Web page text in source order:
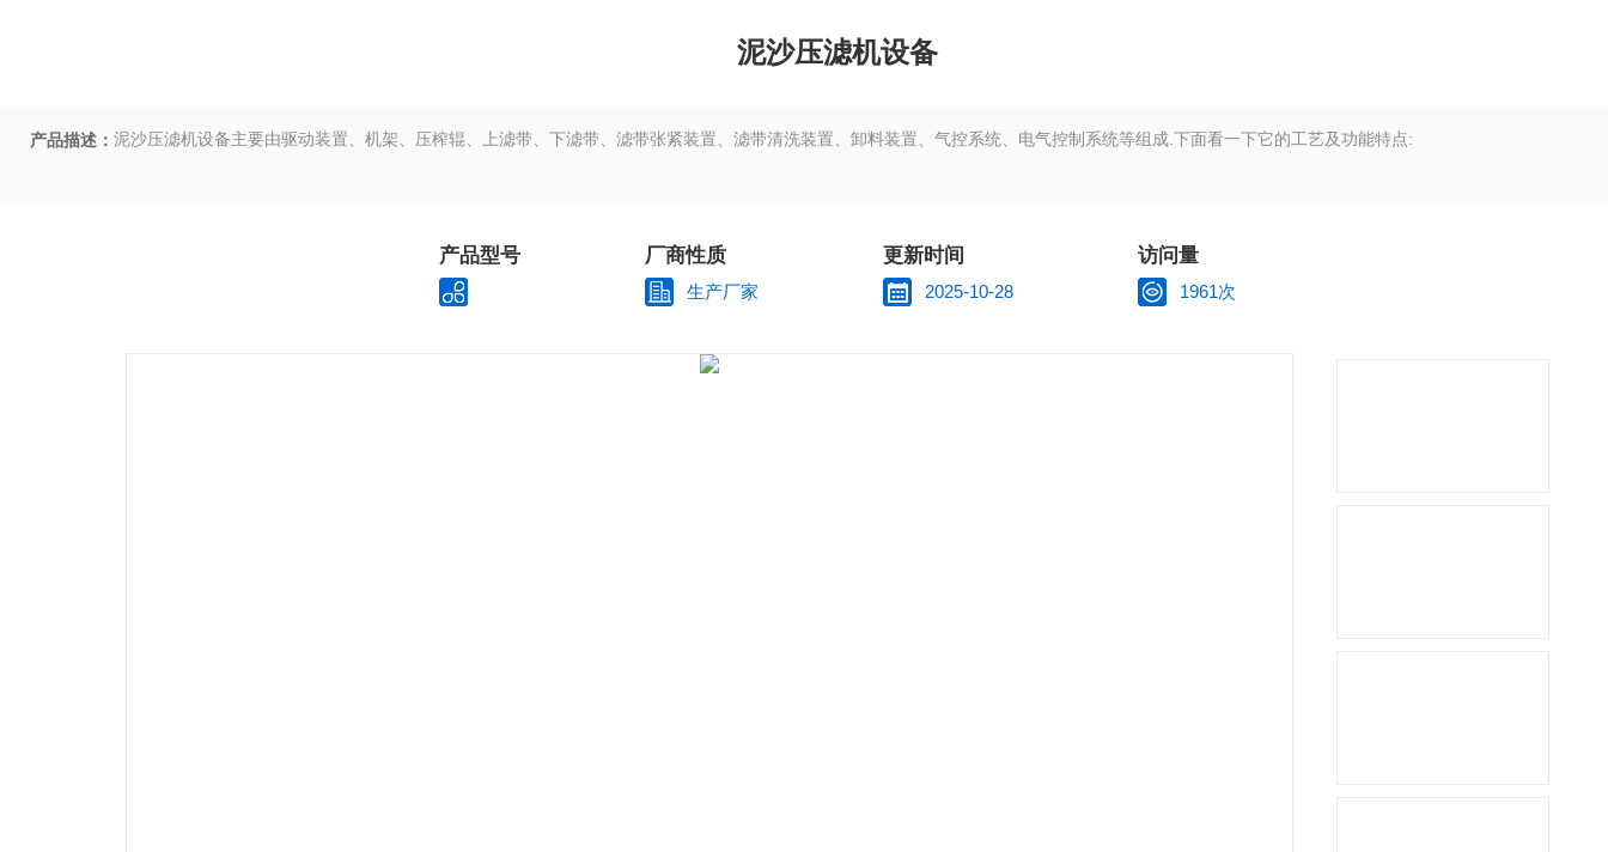
泥沙压滤机设备
产品描述： 泥沙压滤机设备主要由驱动装置、机架、压榨辊、上滤带、下滤带、滤带张紧装置、滤带清洗装置、卸料装置、气控系统、电气控制系统等组成.下面看一下它的工艺及功能特点:
产品型号 厂商性质
生产厂家
更新时间
2025-10-28
访问量
1961次